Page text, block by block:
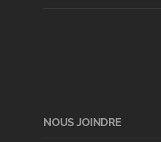
NOUS JOINDRE